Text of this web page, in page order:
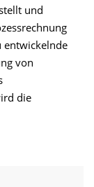
und
entwickelnde
von
die